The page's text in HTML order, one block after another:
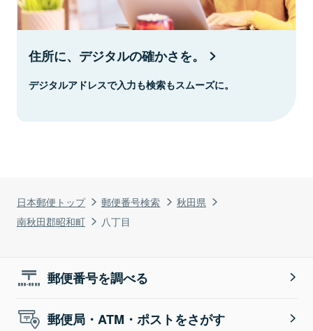
日本郵便トップ 郵便番号検索
秋田県
南秋田郡昭和町
八丁目
住所に、デジタルの確かさを。
デジタルアドレスで入力も検索もスムーズに。
郵便番号を調べる
郵便局・ATM・ポストをさがす